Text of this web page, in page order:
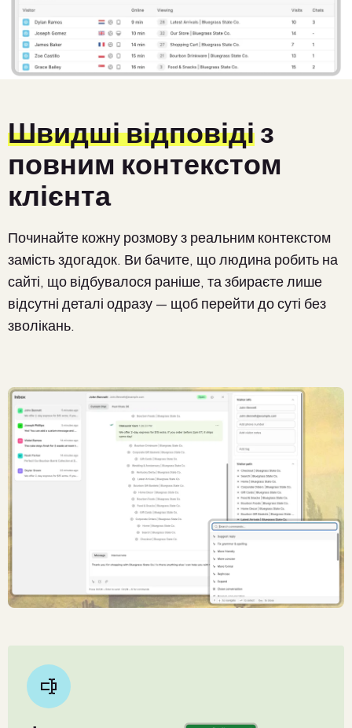
Швидші відповідіз
повним контекстом
клієнта
Починайте кожну розмову з реальним контекстом
замість здогадок. Ви бачите, що людина робить на
сайті, що відбувалося раніше, та збираєте лише
відсутні деталі одразу — щоб перейти до суті без
зволікань.